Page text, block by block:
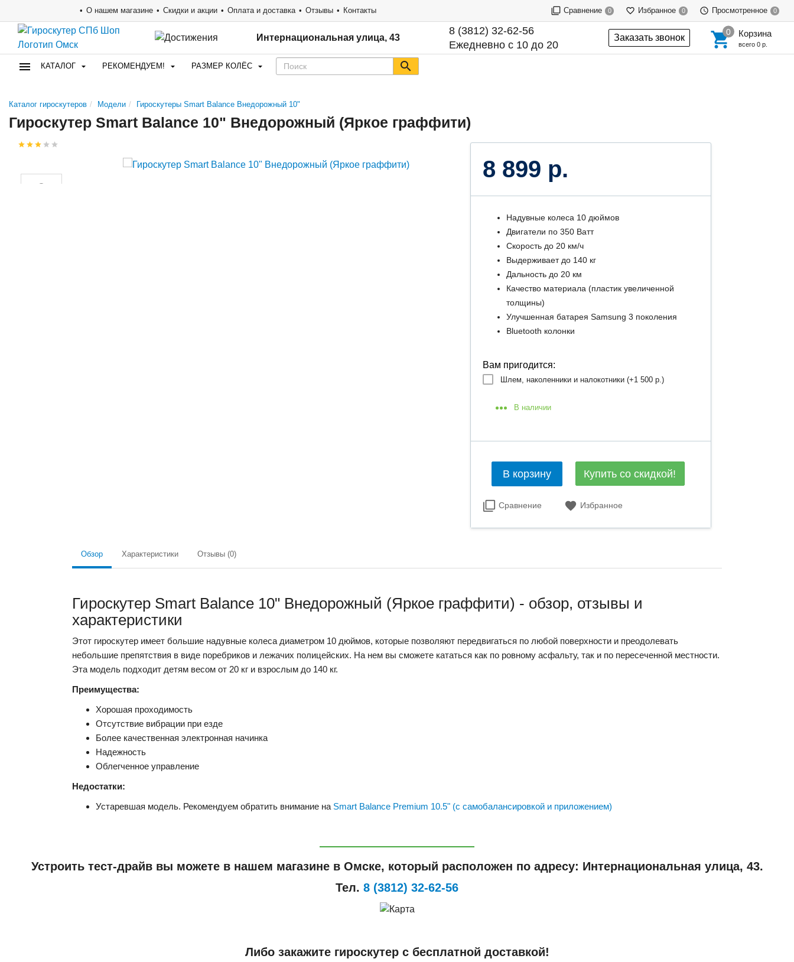
О нашем магазине Скидки и акции Оплата и доставка Отзывы Контакты Сравнение 0 Избранное 0 Просмотренное 0
Интернациональная улица, 43
8 (3812) 32-62-56
Ежедневно с 10 до 20
Заказать звонок Корзина
всего 0 р.
КАТАЛОГ РЕКОМЕНДУЕМ! РАЗМЕР КОЛЁС
Каталог гироскутеров Модели Гироскутеры Smart Balance Внедорожный 10"
Гироскутер Smart Balance 10" Внедорожный (Яркое граффити)
8 899 р.
Надувные колеса 10 дюймов
Двигатели по 350 Ватт
Скорость до 20 км/ч
Выдерживает до 140 кг
Дальность до 20 км
Качество материала (пластик увеличенной
толщины)
Улучшенная батарея Samsung 3 поколения
Bluetooth колонки
Вам пригодится:
Шлем, наколенники и налокотники (+1 500 р.)
В наличии
В корзину Купить со скидкой!
Сравнение Избранное
Обзор Характеристики Отзывы (0)
Гироскутер Smart Balance 10" Внедорожный (Яркое граффити) - обзор, отзывы и
характеристики
Этот гироскутер имеет большие надувные колеса диаметром 10 дюймов, которые позволяют передвигаться по любой поверхности и преодолевать
небольшие препятствия в виде поребриков и лежачих полицейских. На нем вы сможете кататься как по ровному асфальту, так и по пересеченной местности.
Эта модель подходит детям весом от 20 кг и взрослым до 140 кг.
Преимущества:
Хорошая проходимость
Отсутствие вибрации при езде
Более качественная электронная начинка
Надежность
Облегченное управление
Недостатки:
Устаревшая модель. Рекомендуем обратить внимание на Smart Balance Premium 10.5" (с самобалансировкой и приложением)
Устроить тест-драйв вы можете в нашем магазине в Омске, который расположен по адресу: Интернациональная улица, 43.
Тел. 8 (3812) 32-62-56
Либо закажите гироскутер с бесплатной доставкой!